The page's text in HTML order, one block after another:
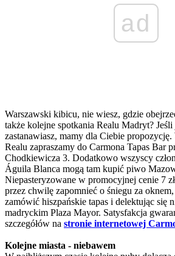
ad
Warszawski kibicu, nie wiesz, gdzie
także kolejne spotkania Realu Madryt? Jeśli
zastanawiasz, mamy dla Ciebie
Realu zapraszamy do Carmona Tapas Bar
Chodkiewicza 3. Dodatkowo wszyscy
Águila Blanca mogą tam kupić piwo
Niepasteryzowane w promocyjnej cenie 7
przez chwilę zapomnieć o śniegu za
zamówić hiszpańskie tapas i delektując się
madryckim Plaza Mayor. Satysfakcja
szczegółów na stronie internetowej
Kolejne miasta - niebawem